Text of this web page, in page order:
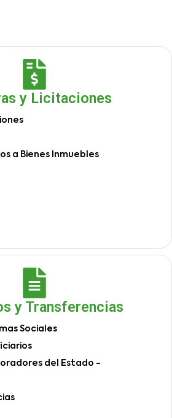
y Licitaciones
a Bienes Inmuebles
y Transferencias
Sociales
del Estado -